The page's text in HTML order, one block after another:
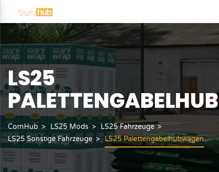
LS25
CornHub LS25 Mods
LS25 Fahrzeuge
LS25 Sonstige Fahrzeuge
LS25 Palettengabelhubwagen